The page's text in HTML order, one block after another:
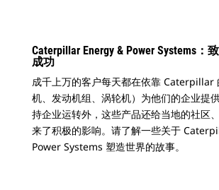
Caterpillar Energy & Power Systems：
成功
成千上万的客户每天都在依靠 Caterpillar
机、发动机组、涡轮机）为他们的企业提
持企业运转外，这些产品还给当地的社区
来了积极的影响。请了解一些关于
Power Systems 塑造世界的故事。